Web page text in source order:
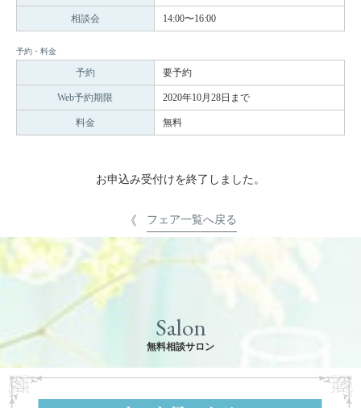
相談会 14:00〜16:00
予約・料金
予約 要予約
Web予約期限 2020年10月28日まで
料金 無料
お申込み受付けを終了しました。
フェア一覧へ戻る
Salon
無料相談サロン